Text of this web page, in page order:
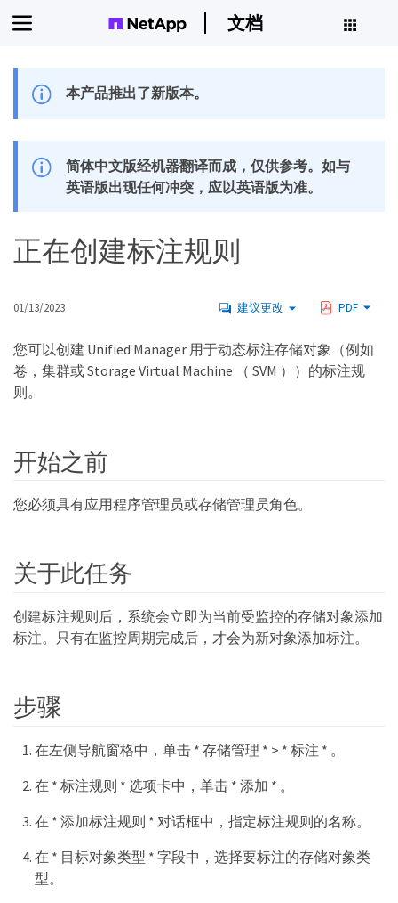
文档
本产品推出了新版本。
简体中文版经机器翻译而成，仅供参考。如与
英语版出现任何冲突，应以英语版为准。
正在创建标注规则
01/13/2023 建议更改 PDF
您可以创建 Unified Manager 用于动态标注存储对象（例如
卷，集群或 Storage Virtual Machine （ SVM ））的标注规
则。
开始之前
您必须具有应用程序管理员或存储管理员角色。
关于此任务
创建标注规则后，系统会立即为当前受监控的存储对象添加
标注。只有在监控周期完成后，才会为新对象添加标注。
步骤
在左侧导航窗格中，单击 * 存储管理 * > * 标注 * 。
在 * 标注规则 * 选项卡中，单击 * 添加 * 。
在 * 添加标注规则 * 对话框中，指定标注规则的名称。
在 * 目标对象类型 * 字段中，选择要标注的存储对象类
型。